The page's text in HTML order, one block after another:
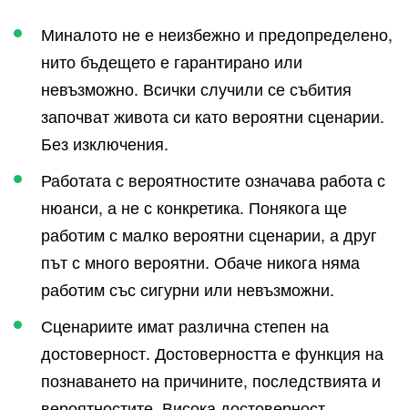
Миналото не е неизбежно и предопределено,
нито бъдещето е гарантирано или
невъзможно. Всички случили се събития
започват живота си като вероятни сценарии.
Без изключения.
Работата с вероятностите означава работа с
нюанси, а не с конкретика. Понякога ще
работим с малко вероятни сценарии, а друг
път с много вероятни. Обаче никога няма
работим със сигурни или невъзможни.
Сценариите имат различна степен на
достоверност. Достоверността е функция на
познаването на причините, последствията и